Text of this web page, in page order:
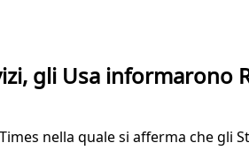
gli Usa informarono
nella quale si afferma che